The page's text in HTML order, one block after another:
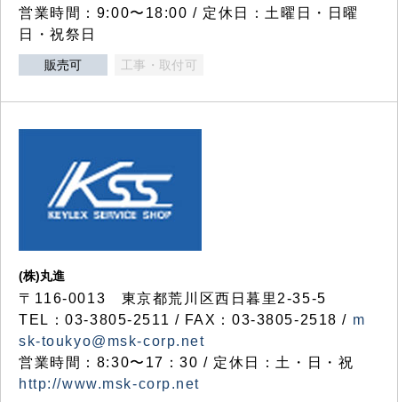
営業時間：9:00〜18:00 / 定休日：土曜日・日曜
日・祝祭日
販売可 工事・取付可
(株)丸進
〒116-0013 東京都荒川区西日暮里2-35-5
TEL：03-3805-2511 / FAX：03-3805-2518 / m
sk-toukyo@msk-corp.net
営業時間：8:30〜17：30 / 定休日：土・日・祝
http://www.msk-corp.net